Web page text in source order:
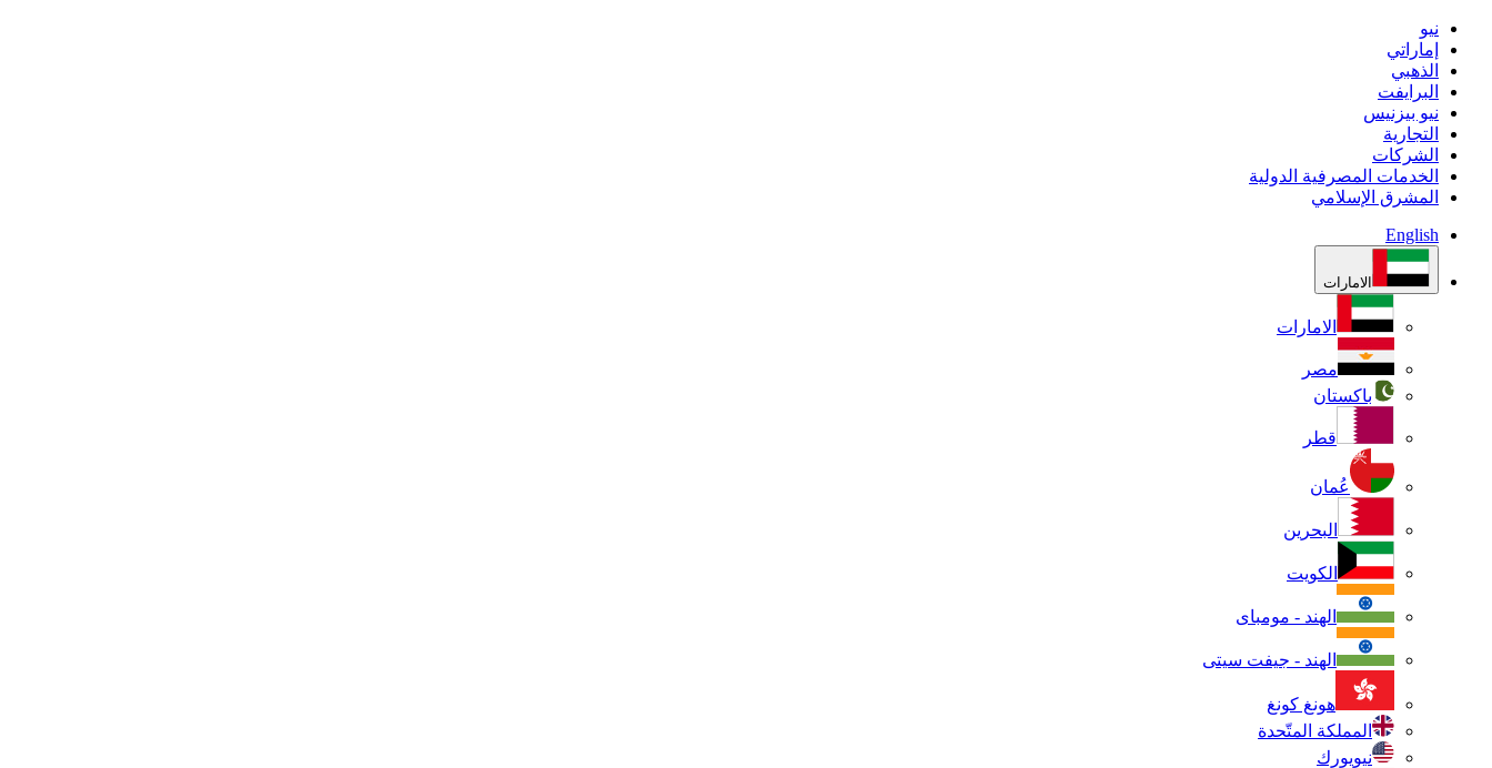
نيو
إماراتي
الذهبي
البرايفت
نيو بيزنيس
التجارية
الشركات
الخدمات المصرفية الدولية
المشرق الإسلامي
English
الامارات
الامارات
مصر
باكستان
قطر
عُمان
البحرين
الكويت
الهند - مومباى
الهند - جيفت سيتى
هونغ كونغ
المملكة المتّحدة
نيويورك